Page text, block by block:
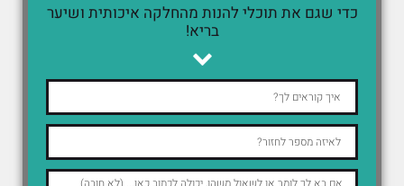
כדי שגם את תוכלי להנות מהחלקה איכותית ושיער
בריא!